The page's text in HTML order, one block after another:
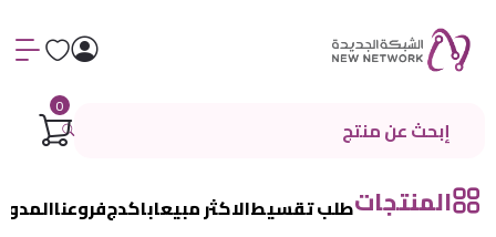
0
المنتجاتطلب تقسيطالاكثر مبيعاباكدجفروعنا